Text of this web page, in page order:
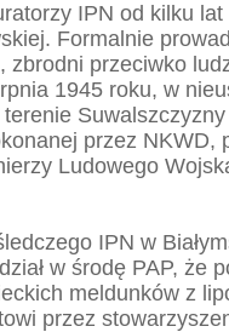
IPN od kilku
Formalnie
zbrodni przeciwko
1945 roku, w
Suwalszczyzny
przez NKWD,
Ludowego
IPN w
w środę PAP, że
meldunków z
przez